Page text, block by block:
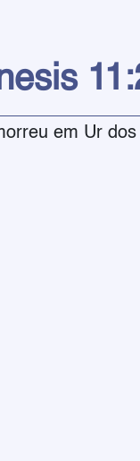
em Ur